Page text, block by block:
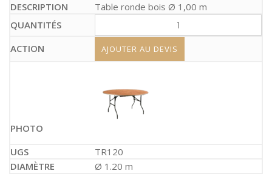
Table ronde bois Ø 1,00 m
AJOUTER AU DEVIS
TR120
Ø 1.20 m